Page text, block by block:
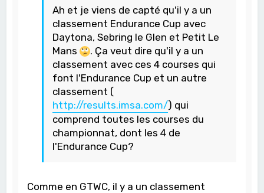
Ah et je viens de capté qu'il y a un
classement Endurance Cup avec
Daytona, Sebring le Glen et Petit Le
Mans
. Ça veut dire qu'il y a un
classement avec ces 4 courses qui
font l'Endurance Cup et un autre
classement (
http://results.imsa.com/) qui
comprend toutes les courses du
championnat, dont les 4 de
l'Endurance Cup?
Comme en GTWC, il y a un classement